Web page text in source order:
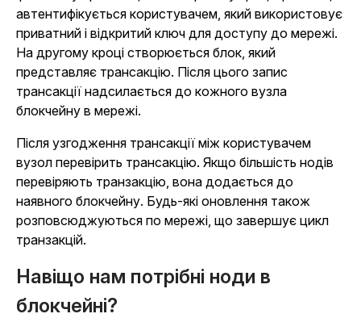
автентифікується користувачем, який використовує
приватний і відкритий ключ для доступу до мережі.
На другому кроці створюється блок, який
представляє трансакцію. Після цього запис
трансакції надсилається до кожного вузла
блокчейну в мережі.
Після узгодження трансакції між користувачем
вузол перевірить трансакцію. Якщо більшість нодів
перевіряють транзакцію, вона додається до
наявного блокчейну. Будь-які оновлення також
розповсюджуються по мережі, що завершує цикл
транзакцій.
Навіщо нам потрібні ноди в
блокчейні?